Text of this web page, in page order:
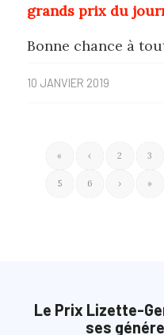
grands prix du
Bonne chance à
10 JANVIER 2019
« ‹ 2 3
5 6 › »
Le Prix Lizette-
ses